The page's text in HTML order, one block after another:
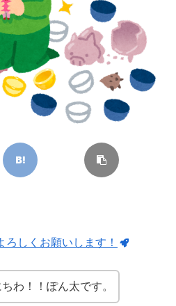
ろしくお願いします！
わ！！ぽん太です。